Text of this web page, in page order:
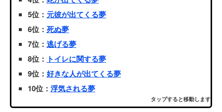
5位： 元彼が出てくる夢
6位： 死ぬ夢
7位： 逃げる夢
8位： トイレに関する夢
9位： 好きな人が出てくる夢
10位： 浮気される夢
タップすると移動します